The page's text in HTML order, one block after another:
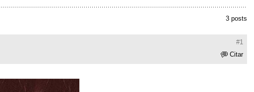
3 posts
#1
Citar